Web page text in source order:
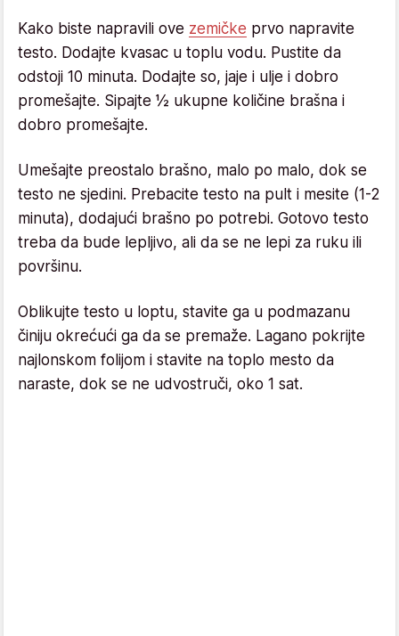
Kako biste napravili ove zemičke prvo napravite
testo. Dodajte kvasac u toplu vodu. Pustite da
odstoji 10 minuta. Dodajte so, jaje i ulje i dobro
promešajte. Sipajte ½ ukupne količine brašna i
dobro promešajte.
Umešajte preostalo brašno, malo po malo, dok se
testo ne sjedini. Prebacite testo na pult i mesite (1-2
minuta), dodajući brašno po potrebi. Gotovo testo
treba da bude lepljivo, ali da se ne lepi za ruku ili
površinu.
Oblikujte testo u loptu, stavite ga u podmazanu
činiju okrećući ga da se premaže. Lagano pokrijte
najlonskom folijom i stavite na toplo mesto da
naraste, dok se ne udvostruči, oko 1 sat.